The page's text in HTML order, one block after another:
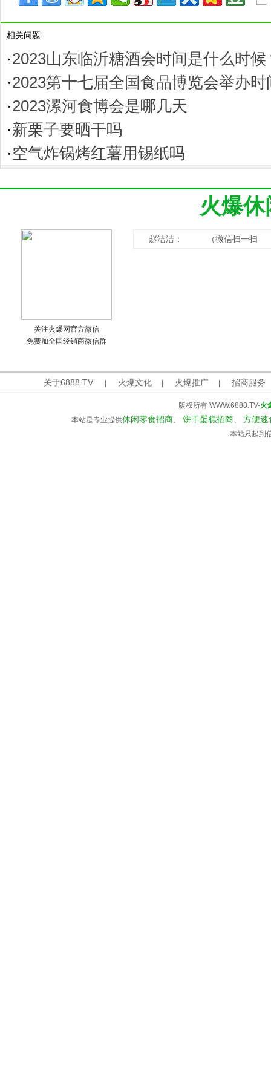
相关问题
·2023山东临沂糖酒会时间是什么时候
·2023第十七届全国食品博览会举办
·2023漯河食博会是哪几天
·新栗子要晒干吗
·空气炸锅烤红薯用锡纸吗
火爆
关注火爆网官方微信
免费加全国经销商微信群
赵洁洁： （微信扫一扫
关于6888.TV 火爆文化 火爆推广 招商服务
版权所有 WWW.6888.TV-火
本站是专业提供休闲零食招商、 饼干蛋糕招商、 方便速
本站只起到